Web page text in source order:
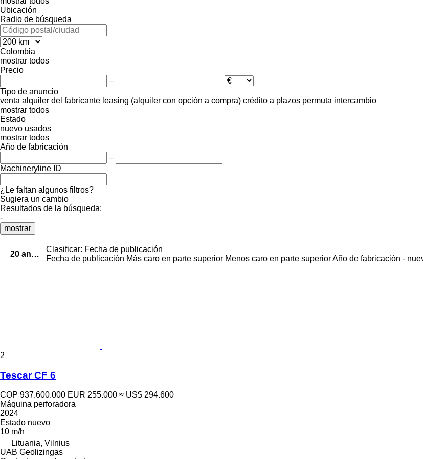
Ubicación
Radio de búsqueda
Colombia
mostrar todos
Precio
–
Tipo de anuncio
venta alquiler del fabricante leasing (alquiler con opción a compra) crédito a plazos permuta intercambio
mostrar todos
Estado
nuevo usados
mostrar todos
Año de fabricación
–
Machineryline ID
¿Le faltan algunos filtros?
Sugiera un cambio
Resultados de la búsqueda:
-
mostrar
20 anuncios: Resultados de la búsqueda
Clasificar: Fecha de publicación
Fecha de publicación Más caro en parte superior Menos caro en parte superiorAño de fabricación -
2
Tescar CF 6
COP 937.600.000 EUR 255.000 ≈ US$ 294.600
Máquina perforadora
2024
Estado nuevo
10 m/h
Lituania, Vilnius
UAB Geolizingas